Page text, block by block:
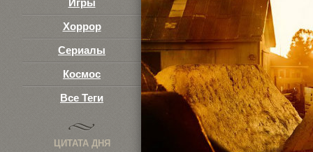
Игры
Хоррор
Сериалы
Космос
Все Теги
ЦИТАТА ДНЯ